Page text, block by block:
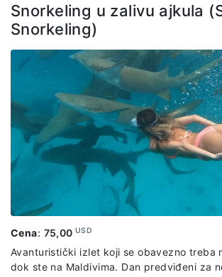
Snorkeling u zalivu ajkula
Snorkeling)
Cena: 75,00USD
Avanturistički izlet koji se obavezno treba
dok ste na Maldivima. Dan predviđeni za